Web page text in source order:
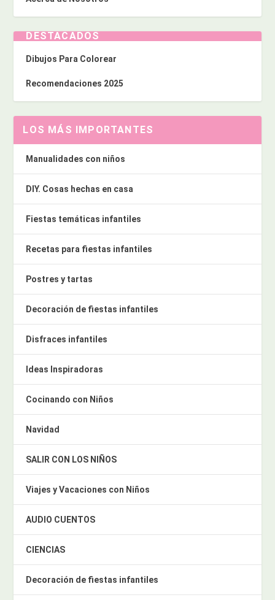
DESTACADOS
Dibujos Para Colorear
Recomendaciones 2025
LOS MÁS IMPORTANTES
Manualidades con niños
DIY. Cosas hechas en casa
Fiestas temáticas infantiles
Recetas para fiestas infantiles
Postres y tartas
Decoración de fiestas infantiles
Disfraces infantiles
Ideas Inspiradoras
Cocinando con Niños
Navidad
SALIR CON LOS NIÑOS
Viajes y Vacaciones con Niños
AUDIO CUENTOS
CIENCIAS
Decoración de fiestas infantiles